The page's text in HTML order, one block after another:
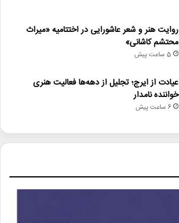
روایت هنر و شعر عاشورایی در اختتامیه «میراث
محتشم کاشانی»
5 ساعت پیش
عیادت از ایرج؛ تجلیل از دهه‌ها فعالیت هنری
خواننده نامدار
6 ساعت پیش